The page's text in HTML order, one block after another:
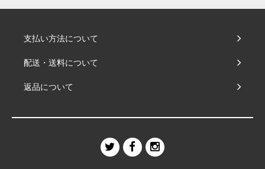
支払い方法について
配送・送料について
返品について